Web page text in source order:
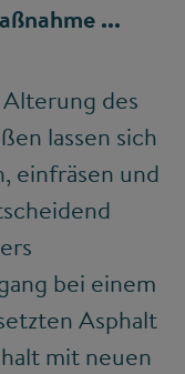
...
des
lassen sich
einfräsen und
bei einem
Asphalt
mit neuen